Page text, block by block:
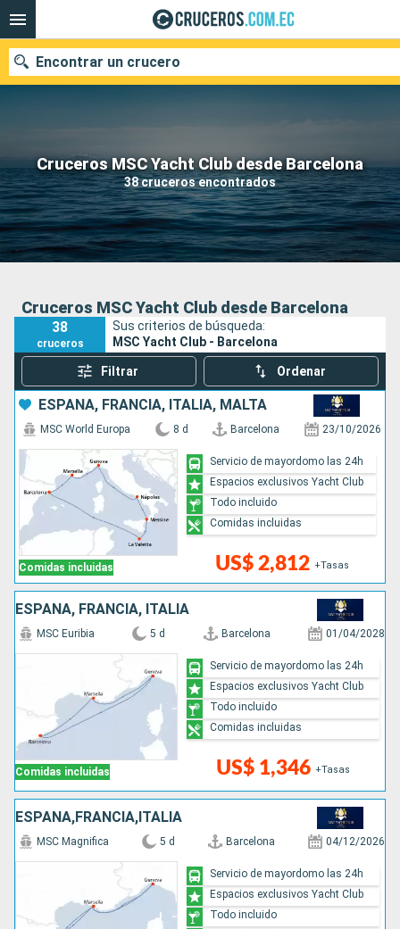
Cruceros MSC Yacht Club desde Barcelona
38 cruceros encontrados
Encontrar un crucero
Nuestros destinos
Fecha de salida
Puertos Compañías
Cruceros MSC Yacht Club desde Barcelona
38
cruceros
Sus criterios de búsqueda:
MSC Yacht Club - Barcelona
Filtrar Ordenar
ESPAÑA, FRANCIA, ITALIA, MALTA
Comidas incluidas
MSC World Europa 8 d Barcelona 23/10/2026
US$ 2,812 +Tasas
Servicio de mayordomo las 24h
Espacios exclusivos Yacht Club
Todo incluido
Comidas incluidas
ESPAÑA, FRANCIA, ITALIA
Comidas incluidas
MSC Euribia 5 d Barcelona 01/04/2028
US$ 1,346 +Tasas
Servicio de mayordomo las 24h
Espacios exclusivos Yacht Club
Todo incluido
Comidas incluidas
ESPAÑA,FRANCIA,ITALIA
MSC Magnifica 5 d Barcelona 04/12/2026
Servicio de mayordomo las 24h
Espacios exclusivos Yacht Club
Todo incluido